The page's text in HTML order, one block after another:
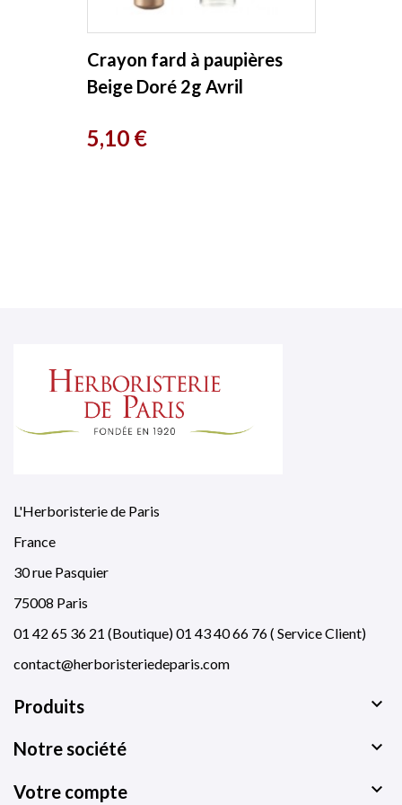
Crayon fard à paupières
Beige Doré 2g Avril
Prix
5,10 €
L'Herboristerie de Paris
France
30 rue Pasquier
75008 Paris
01 42 65 36 21 (Boutique) 01 43 40 66 76 ( Service Client)
contact@herboristeriedeparis.com
Produits 
Notre société 
Votre compte 